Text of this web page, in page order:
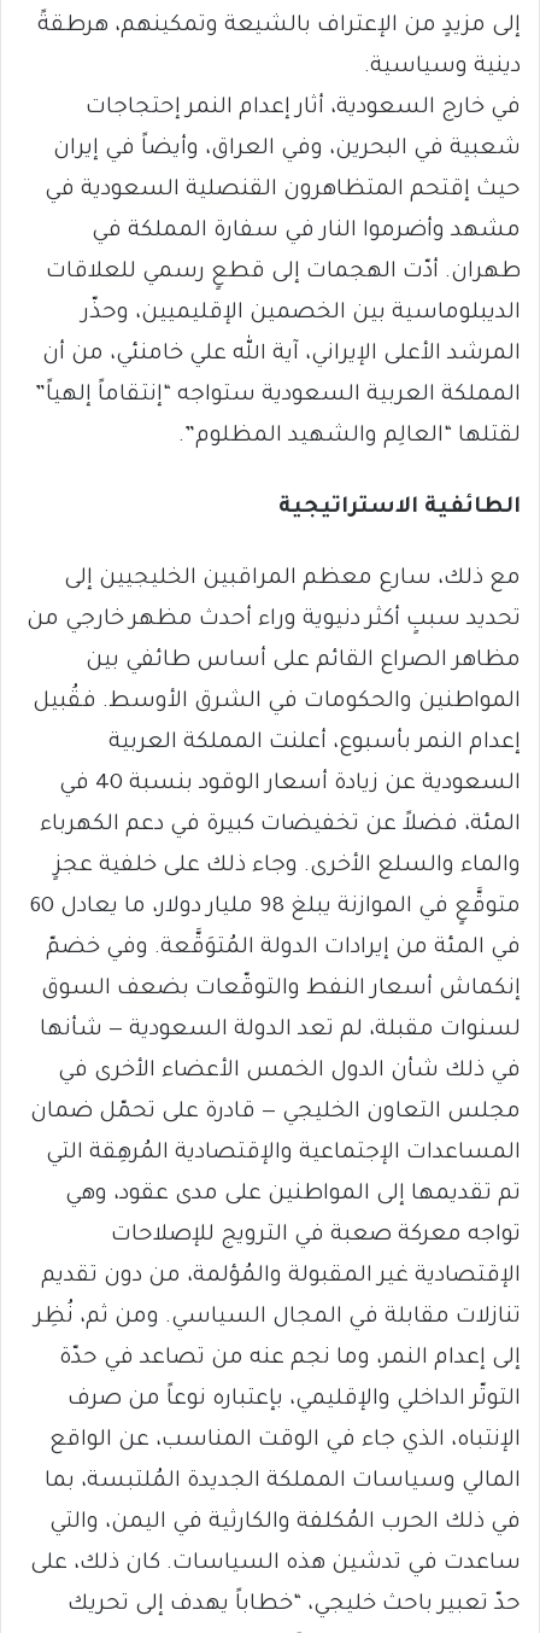
إلى مزيدٍ من الإعتراف بالشيعة وتمكينهم، هرطقةً
دينية وسياسية.
في خارج السعودية، أثار إعدام النمر إحتجاجات
شعبية في البحرين، وفي العراق، وأيضاً في إيران
حيث إقتحم المتظاهرون القنصلية السعودية في
مشهد وأضرموا النار في سفارة المملكة في
طهران. أدّت الهجمات إلى قطعٍ رسمي للعلاقات
الديبلوماسية بين الخصمين الإقليميين، وحذّر
المرشد الأعلى الإيراني، آية الله علي خامنئي، من أن
المملكة العربية السعودية ستواجه “إنتقاماً إلهياً”
لقتلها “العالِم والشهيد المظلوم”.
الطائفية الاستراتيجية
مع ذلك، سارع معظم المراقبين الخليجيين إلى
تحديد سببٍ أكثر دنيوية وراء أحدث مظهر خارجي من
مظاهر الصراع القائم على أساس طائفي بين
المواطنين والحكومات في الشرق الأوسط. فقُبيل
إعدام النمر بأسبوع، أعلنت المملكة العربية
السعودية عن زيادة أسعار الوقود بنسبة 40 في
المئة، فضلاً عن تخفيضات كبيرة في دعم الكهرباء
والماء والسلع الأخرى. وجاء ذلك على خلفية عجزٍ
متوقَّعٍ في الموازنة يبلغ 98 مليار دولار، ما يعادل 60
في المئة من إيرادات الدولة المُتوَقَّعة. وفي خضمّ
إنكماش أسعار النفط والتوقّعات بضعف السوق
لسنوات مقبلة، لم تعد الدولة السعودية — شأنها
في ذلك شأن الدول الخمس الأعضاء الأخرى في
مجلس التعاون الخليجي — قادرة على تحمّل ضمان
المساعدات الإجتماعية والإقتصادية المُرهِقة التي
تم تقديمها إلى المواطنين على مدى عقود، وهي
تواجه معركة صعبة في الترويج للإصلاحات
الإقتصادية غير المقبولة والمُؤلمة، من دون تقديم
تنازلات مقابلة في المجال السياسي. ومن ثم، نُظِر
إلى إعدام النمر، وما نجم عنه من تصاعد في حدّة
التوتّر الداخلي والإقليمي، بإعتباره نوعاً من صرف
الإنتباه، الذي جاء في الوقت المناسب، عن الواقع
المالي وسياسات المملكة الجديدة المُلتبسة، بما
في ذلك الحرب المُكلفة والكارثية في اليمن، والتي
ساعدت في تدشين هذه السياسات. كان ذلك، على
حدّ تعبير باحث خليجي، “خطاباً يهدف إلى تحريك